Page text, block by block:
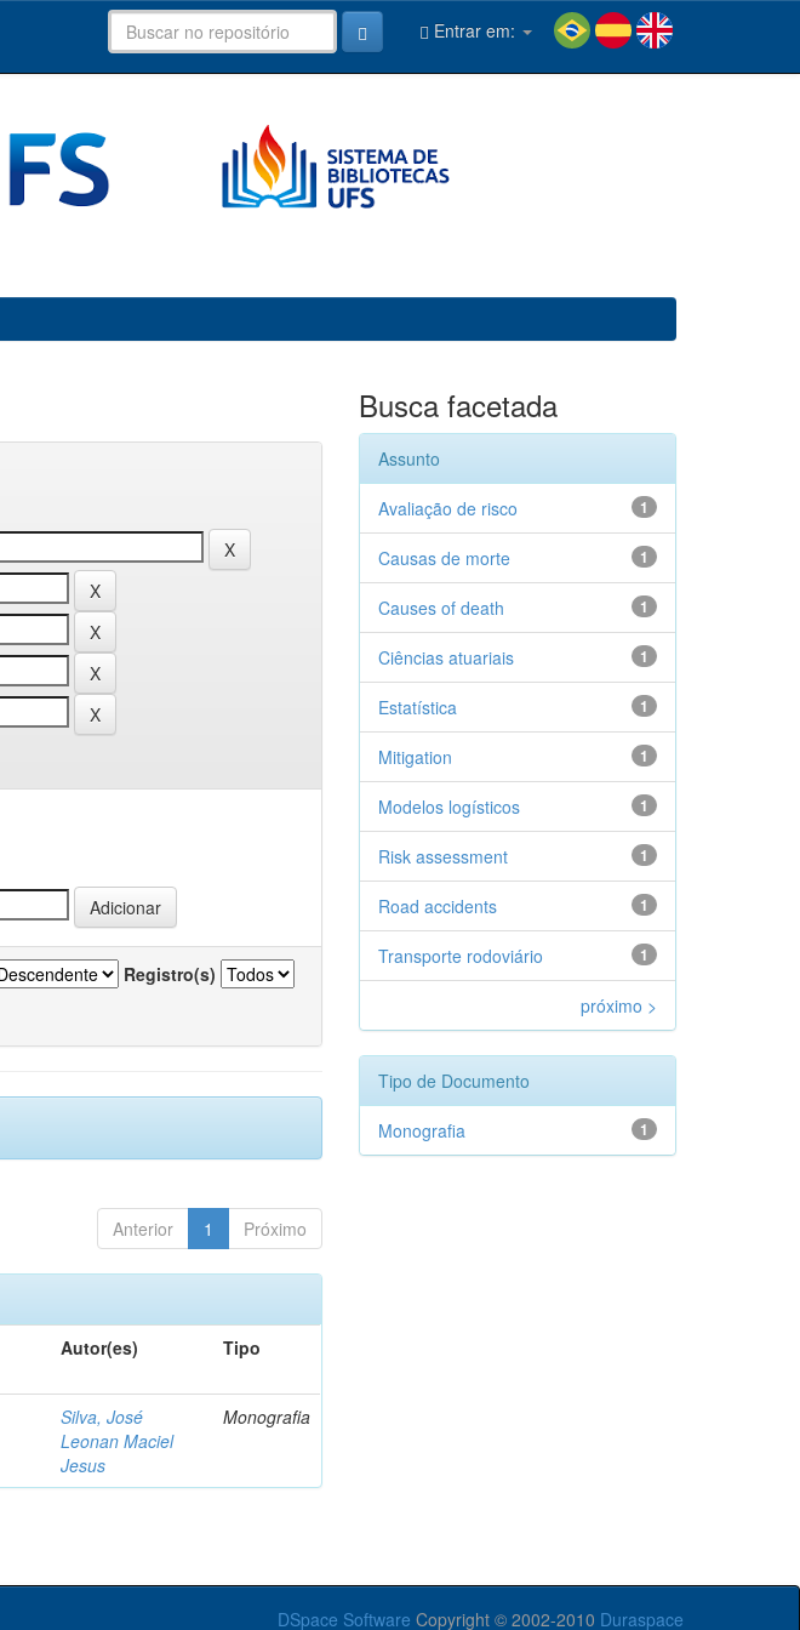
Entrar em:
Registro(s)
Anterior 1 Próximo
Autor(es) Tipo
Silva, José
Leonan Maciel
Jesus
Monografia
Busca facetada
Assunto
1
Avaliação de risco
1
Causas de morte
1
Causes of death
1
Ciências atuariais
1
Estatística
1
Mitigation
1
Modelos logísticos
1
Risk assessment
1
Road accidents
1
Transporte rodoviário
próximo >
Tipo de Documento
1
Monografia
DSpace Software Copyright © 2002-2010 Duraspace